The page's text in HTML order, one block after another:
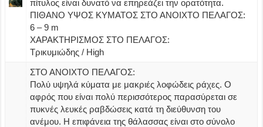
πίτυλος είναι δυνατό να επηρεάζει την ορατότητα.
ΠΙΘΑΝΟ ΥΨΟΣ ΚΥΜΑΤΟΣ ΣΤΟ ΑΝΟΙΧΤΟ ΠΕΛΑΓΟΣ:
6 – 9 m
ΧΑΡΑΚΤΗΡΙΣΜΟΣ ΣΤΟ ΠΕΛΑΓΟΣ:
Τρικυμιώδης / High
ΣΤΟ ΑΝΟΙΧΤΟ ΠΕΛΑΓΟΣ:
Πολύ υψηλά κύματα με μακριές λοφώδεις ράχες. Ο
αφρός που είναι πολύ περισσότερος παρασύρεται σε
πυκνές λευκές ραβδώσεις κατά τη διεύθυνση του
ανέμου. Η επιφάνεια της θάλασσας είναι στο σύνολο